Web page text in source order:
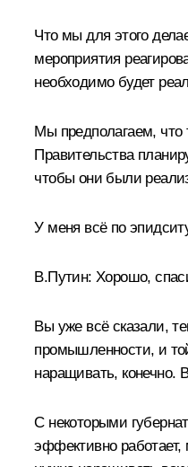
Что мы для этого
мероприятия
необходимо будет
Мы предполагаем, что
Правительства
чтобы они были
У меня всё по
В.Путин: Хорошо,
Вы уже всё сказали,
промышленности, и
наращивать, конечно.
С некоторыми
эффективно